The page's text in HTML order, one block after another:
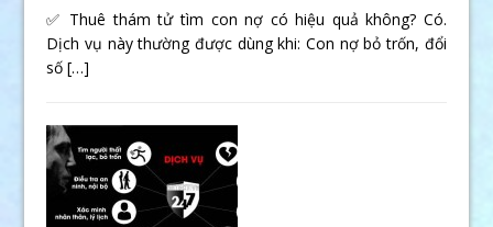
✅ Thuê thám tử tìm con nợ có hiệu quả không? Có.
Dịch vụ này thường được dùng khi: Con nợ bỏ trốn, đổi
số[…]